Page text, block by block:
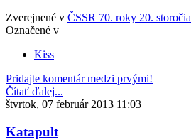
Zverejnené v ČSSR 70. roky 20. storočia
Označené v
Kiss
Pridajte komentár medzi prvými!
Čítať ďalej...
štvrtok, 07 február 2013 11:03
Katapult